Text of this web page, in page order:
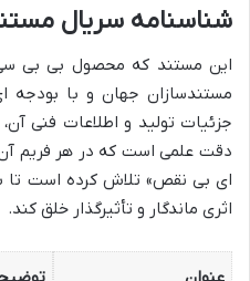
شناسنامه سریال
این مستند که محصول بی بی
مستندسازان جهان و با
جزئیات تولید و اطلاعات فنی
دقت علمی است که در هر فریم
ای بی نقص» تلاش کرده است تا با
اثری ماندگار و تأثیرگذار خلق کند.